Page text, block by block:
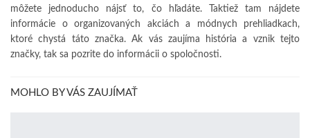
môžete jednoducho nájsť to, čo hľadáte. Taktiež tam nájdete
informácie o organizovaných akciách a módnych prehliadkach,
ktoré chystá táto značka. Ak vás zaujíma história a vznik tejto
značky, tak sa pozrite do informácii o spoločnosti.
MOHLO BY VÁS ZAUJÍMAŤ